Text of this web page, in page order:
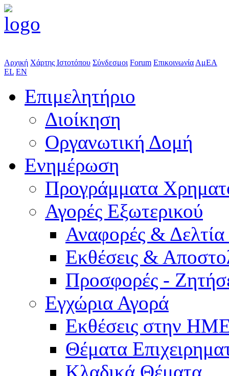
Αρχική Χάρτης Ιστοτόπου Σύνδεσμοι Forum Επικοινωνία ΑμΕΑ
EL EN
Επιμελητήριο
Διοίκηση
Οργανωτική Δομή
Ενημέρωση
Προγράμματα
Αγορές Εξωτερικού
Αναφορές &
Εκθέσεις &
Προσφορές -
Εγχώρια Αγορά
Εκθέσεις στην
Θέματα